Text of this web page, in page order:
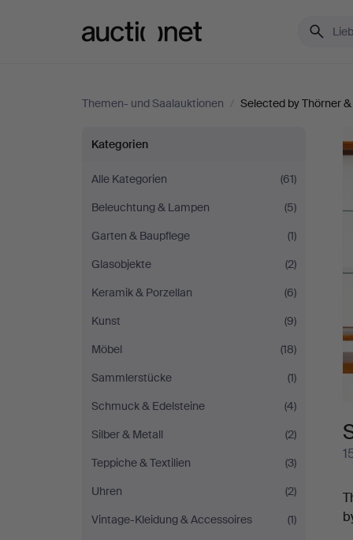
Themen- und Saalauktionen / Selected by Thörner &
Selected
by
Thörner
&
Ek
Kategorien
Alle Kategorien
(61)
Beleuchtung & Lampen
(5)
Garten & Baupflege
(1)
Glasobjekte
(2)
Keramik & Porzellan
(6)
Kunst
(9)
Möbel
(18)
Sammlerstücke
(1)
Schmuck & Edelsteine
(4)
Silber & Metall
(2)
Teppiche & Textilien
(3)
Uhren
(2)
Vintage-Kleidung & Accessoires
(1)